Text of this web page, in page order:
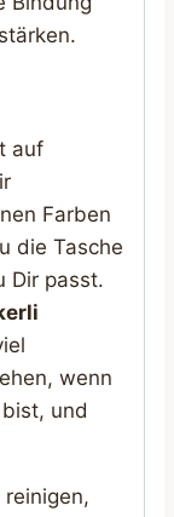
stärken.
auf
Farben
die Tasche
Dir passt.
wenn
und